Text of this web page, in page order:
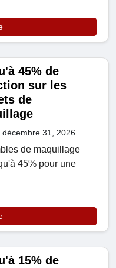
45% de
sur les
de
décembre 31, 2026
de maquillage
45% pour une
15% de